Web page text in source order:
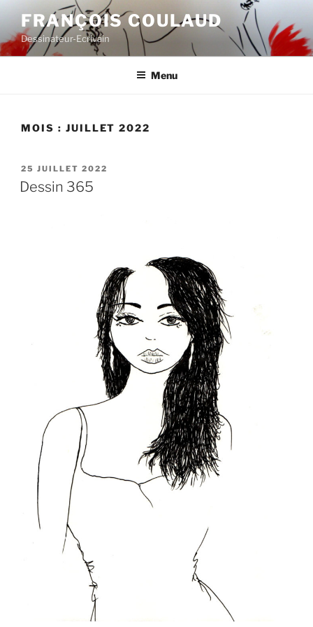
contenu
principal
FRANÇOIS COULAUD
Dessinateur-Ecrivain
Menu
MOIS : JUILLET 2022
PUBLIÉ
LE
25 JUILLET 2022
Dessin 365